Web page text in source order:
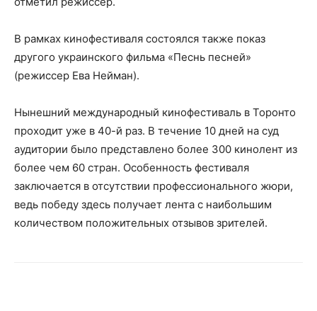
В рамках кинофестиваля состоялся также показ
другого украинского фильма «Песнь песней»
(режиссер Ева Нейман).
Нынешний международный кинофестиваль в Торонто
проходит уже в 40-й раз. В течение 10 дней на суд
аудитории было представлено более 300 кинолент из
более чем 60 стран. Особенность фестиваля
заключается в отсутствии профессионального жюри,
ведь победу здесь получает лента с наибольшим
количеством положительных отзывов зрителей.